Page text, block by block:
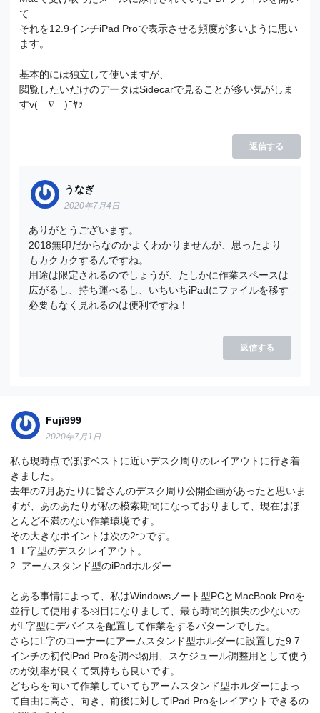
て
それを12.9インチiPad Proで表示させる頻度が多いように思い
ます。
基本的には独立して使いますが、
閲覧したいだけのデータはSidecarで見ることが多い気がしま
すv(￣∇￣)ﾆﾔｯ
返信する
うなぎ
2020年7月4日
ありがとうございます。
2018無印だからなのかよくわかりませんが、思ったより
もカクカクするんですね。
用途は限定されるのでしょうが、たしかに作業スペースは
広がるし、持ち運べるし、いちいちiPadにファイルを移す
必要もなく見れるのは便利ですね！
返信する
Fuji999
2020年7月1日
私も現時点でほぼベストに近いデスク周りのレイアウトに行き着
きました。
去年の7月あたりに皆さんのデスク周り公開企画があったと思いま
すが、あのあたりが私の模索期間になっておりまして、現在はほ
とんど不満のない作業環境です。
その大きなポイントは次の2つです。
1. L字型のデスクレイアウト。
2. アームスタンド型のiPadホルダー
とある事情によって、私はWindowsノート型PCとMacBook Proを
並行して使用する羽目になりまして、最も時間的損失の少ないの
がL字型にデバイスを配置して作業をするパターンでした。
さらにL字のコーナーにアームスタンド型ホルダーに設置した9.7
インチの初代iPad Proを調べ物用、スケジュール調整用として使う
のが効率が良くて気持ちも良いです。
どちらを向いて作業していてもアームスタンド型ホルダーによっ
て自由に高さ、向き、前後に対してiPad Proをレイアウトできるの